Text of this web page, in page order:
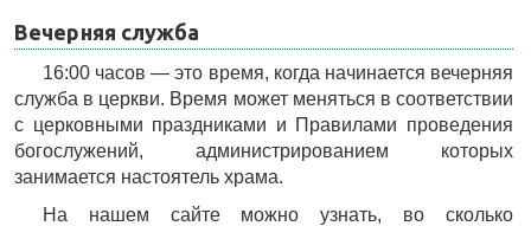
Вечерняя служба
16:00 часов — это время, когда начинается вечерняя
служба в церкви. Время может меняться в соответствии
с церковными праздниками и Правилами проведения
богослужений, администрированием которых
занимается настоятель храма.
На нашем сайте можно узнать, во сколько